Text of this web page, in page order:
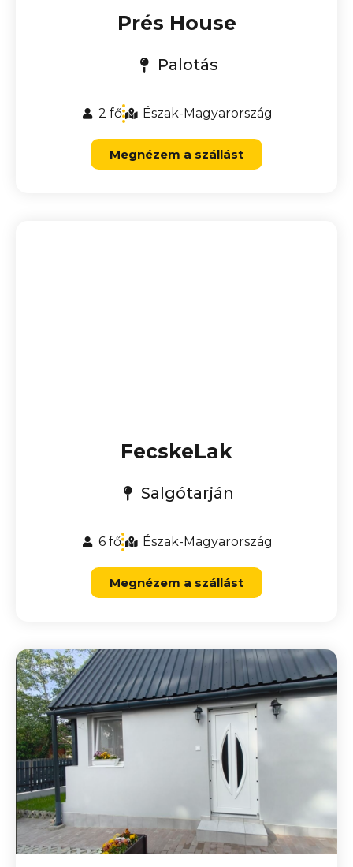
Prés House
Palotás
2 fő Észak-Magyarország
Megnézem a szállást
FecskeLak
Salgótarján
6 fő Észak-Magyarország
Megnézem a szállást